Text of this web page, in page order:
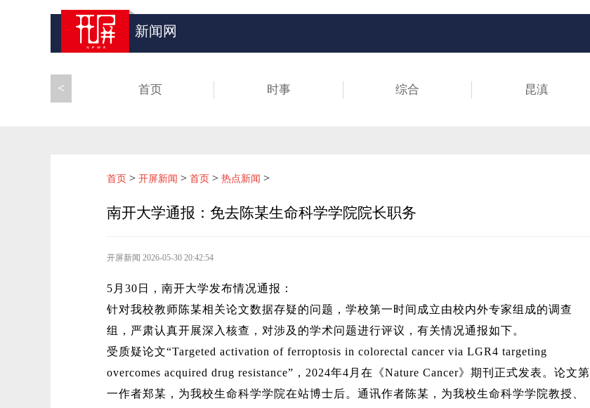
新闻网
首页 时事 综合 昆滇
<
首页 > 开屏新闻 > 首页 > 热点新闻 >
南开大学通报：免去陈某生命科学学院院长职务
开屏新闻 2026-05-30 20:42:54
5月30日，南开大学发布情况通报：
针对我校教师陈某相关论文数据存疑的问题，学校第一时间成立由校内外专家组成的调查
组，严肃认真开展深入核查，对涉及的学术问题进行评议，有关情况通报如下。
受质疑论文“Targeted activation of ferroptosis in colorectal cancer via LGR4 targeting
overcomes acquired drug resistance”，2024年4月在《Nature Cancer》期刊正式发表。论文第
一作者郑某，为我校生命科学学院在站博士后。通讯作者陈某，为我校生命科学学院教授、